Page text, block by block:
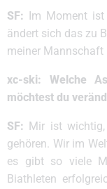
SF: Im Moment
ändert sich das zu
meiner Mannschaft
xc-ski: Welche
möchtest du
SF: Mir ist
gehören. Wir im
es gibt so viele
Biathleten